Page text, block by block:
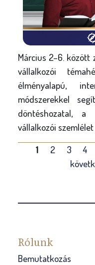
Március 2–6. között
vállalkozói
élményalapú,
módszerekkel
döntéshozatal,
vállalkozói
l
k
1 2 3 4
Rólunk
Bemutatkozás